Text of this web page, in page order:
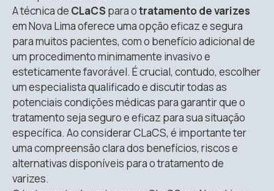
A técnica de CLaCS para otratamento de varizes
em Nova Lima oferece uma opção eficaz e segura
para muitos pacientes, com o benefício adicional de
um procedimento minimamente invasivo e
esteticamente favorável. É crucial, contudo, escolher
um especialista qualificado e discutir todas as
potenciais condições médicas para garantir que o
tratamento seja seguro e eficaz para sua situação
específica. Ao considerar CLaCS, é importante ter
uma compreensão clara dos benefícios, riscos e
alternativas disponíveis para o tratamento de
varizes.